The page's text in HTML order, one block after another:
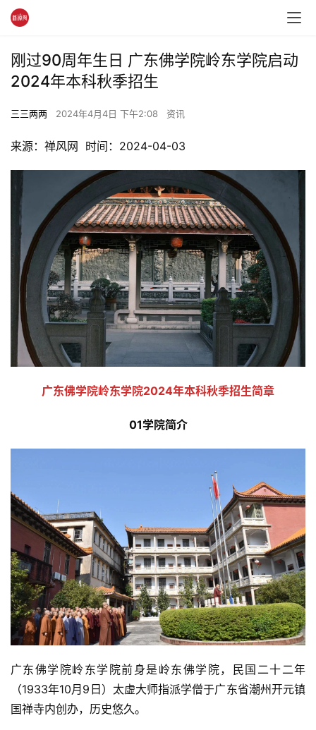
刚过90周年生日 广东佛学院岭东学院启动
2024年本科秋季招生
三三两两 2024年4月4日 下午2:08 资讯
来源：禅风网  时间：2024-04-03
广东佛学院岭东学院2024年本科秋季招生简章
01学院简介
广东佛学院岭东学院前身是岭东佛学院，民国二十二年
（1933年10月9日）太虚大师指派学僧于广东省潮州开元镇
国禅寺内创办，历史悠久。